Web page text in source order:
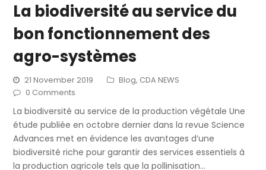
La biodiversité au service du
bon fonctionnement des
agro-systèmes
21 November 2019 Blog, CDA NEWS
0 Comments
La biodiversité au service de la production végétale Une
étude publiée en octobre dernier dans la revue Science
Advances met en évidence les avantages d’une
biodiversité riche pour garantir des services essentiels à
la production agricole tels que la pollinisation…